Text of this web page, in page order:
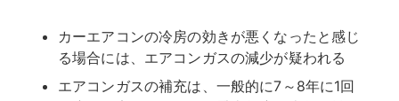
カーエアコンの冷房の効きが悪くなったと感じ
る場合には、エアコンガスの減少が疑われる
エアコンガスの補充は、一般的に7～8年に1回